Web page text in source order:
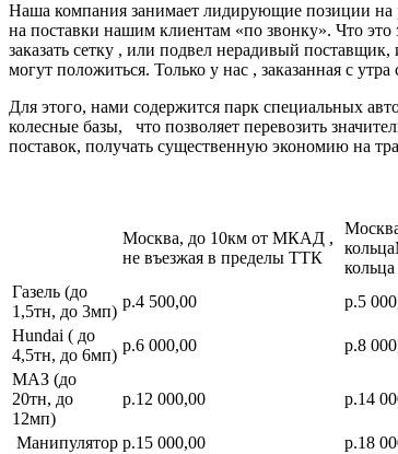
Наша компания занимает лидирующие позиции на
на поставки нашим клиентам «по звонку». Что
заказать сетку , или подвел нерадивый
могут положиться. Только у нас , заказанная с
Для этого, нами содержится парк специальных
колесные базы, что позволяет перевозить
поставок, получать существенную экономию на
Москва, до 10км от МКАД ,
не въезжая в пределы ТТК
кольца
Газель (до
1,5тн, до 3мп)
р.4 500,00 р.5
Hundai ( до
4,5тн, до 6мп)
р.6 000,00 р.8
МАЗ (до
20тн, до
12мп)
р.12 000,00 р.14
Манипулятор р.15 000,00 р.18